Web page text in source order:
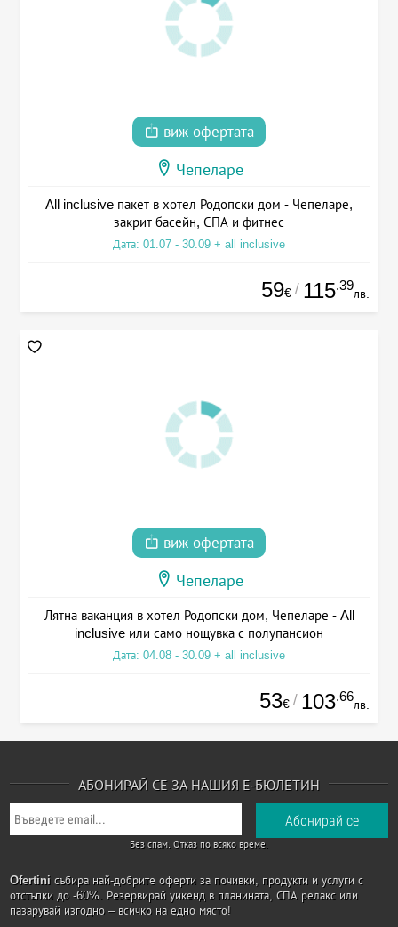
виж офертата
Чепеларе
All inclusive пакет в хотел Родопски дом - Чепеларе,
закрит басейн, СПА и фитнес
Дата: 01.07 - 30.09 + all inclusive
59€ / 115.39
лв.
виж офертата
Чепеларе
Лятна ваканция в хотел Родопски дом, Чепеларе - All
inclusive или само нощувка с полупансион
Дата: 04.08 - 30.09 + all inclusive
53€ / 103.66
лв.
АБОНИРАЙ СЕ ЗА НАШИЯ Е-БЮЛЕТИН
Без спам. Отказ по всяко време.
Ofertini събира най-добрите оферти за почивки, продукти и услуги с
отстъпки до -60%. Резервирай уикенд в планината, СПА релакс или
пазарувай изгодно – всичко на едно място!